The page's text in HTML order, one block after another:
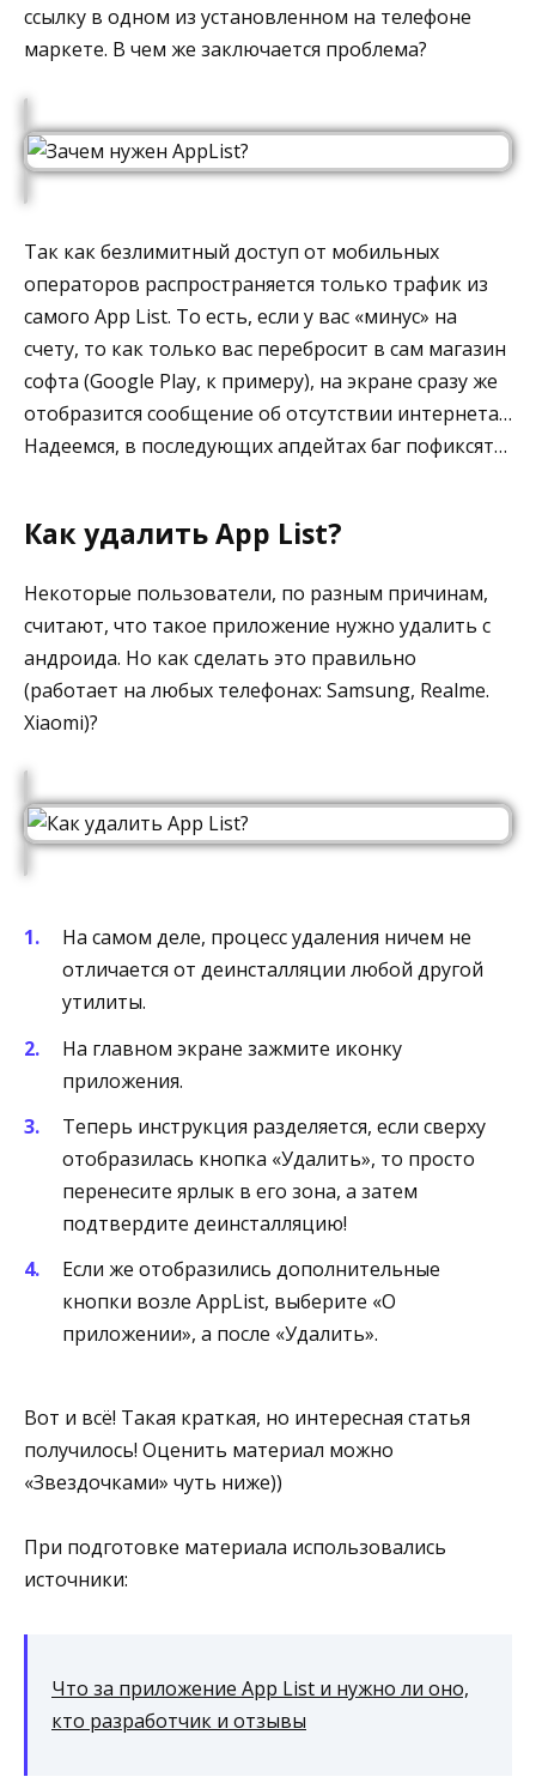
ссылку в одном из установленном на телефоне
маркете. В чем же заключается проблема?
Так как безлимитный доступ от мобильных
операторов распространяется только трафик из
самого App List. То есть, если у вас «минус» на
счету, то как только вас перебросит в сам магазин
софта (Google Play, к примеру), на экране сразу же
отобразится сообщение об отсутствии интернета…
Надеемся, в последующих апдейтах баг пофиксят…
Как удалить App List?
Некоторые пользователи, по разным причинам,
считают, что такое приложение нужно удалить с
андроида. Но как сделать это правильно
(работает на любых телефонах: Samsung, Realme.
Xiaomi)?
На самом деле, процесс удаления ничем не
отличается от деинсталляции любой другой
утилиты.
На главном экране зажмите иконку
приложения.
Теперь инструкция разделяется, если сверху
отобразилась кнопка «Удалить», то просто
перенесите ярлык в его зона, а затем
подтвердите деинсталляцию!
Если же отобразились дополнительные
кнопки возле AppList, выберите «О
приложении», а после «Удалить».
Вот и всё! Такая краткая, но интересная статья
получилось! Оценить материал можно
«Звездочками» чуть ниже))
При подготовке материала использовались
источники:
Что за приложение App List и нужно ли оно,
кто разработчик и отзывы